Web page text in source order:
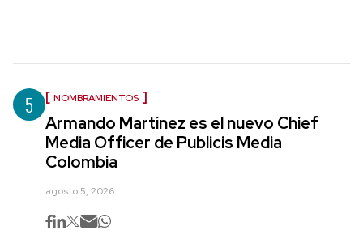
5 NOMBRAMIENTOS
Armando Martínez es el nuevo Chief
Media Officer de Publicis Media
Colombia
agosto 5, 2026